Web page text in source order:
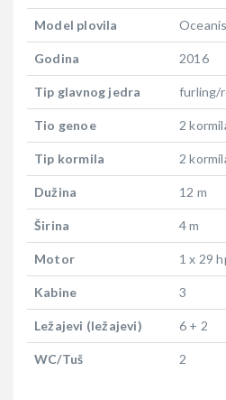
Model plovila
Godina 2016
Tip glavnog jedra furling/
Tio genoe 2
Tip kormila 2
Dužina 12 m
Širina 4 m
Motor 1 x 29
Kabine 3
Ležajevi (ležajevi) 6 + 2
WC/Tuš 2